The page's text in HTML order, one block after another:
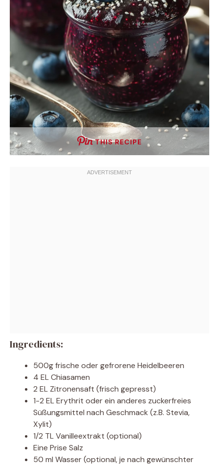
THIS RECIPE
Ingredients:
500g frische oder gefrorene Heidelbeeren
4 EL Chiasamen
2 EL Zitronensaft (frisch gepresst)
1-2 EL Erythrit oder ein anderes zuckerfreies
Süßungsmittel nach Geschmack (z.B. Stevia,
Xylit)
1/2 TL Vanilleextrakt (optional)
Eine Prise Salz
50 ml Wasser (optional, je nach gewünschter